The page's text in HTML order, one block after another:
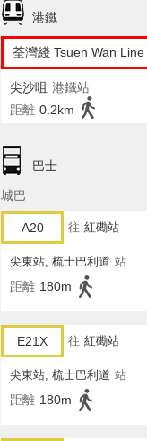
港鐵
荃灣綫 Tsuen Wan Line
尖沙咀 港鐵站
距離 0.2km
巴士
城巴
A20 往 紅磡站
尖東站, 梳士巴利道 站
距離 180m
E21X 往 紅磡站
尖東站, 梳士巴利道 站
距離 180m